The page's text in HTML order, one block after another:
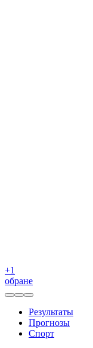
+1
обране
Результаты
Прогнозы
Спорт